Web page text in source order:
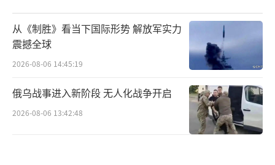
从《制胜》看当下国际形势 解放军实力
震撼全球
2026-08-06 14:45:19
俄乌战事进入新阶段 无人化战争开启
2026-08-06 13:42:48